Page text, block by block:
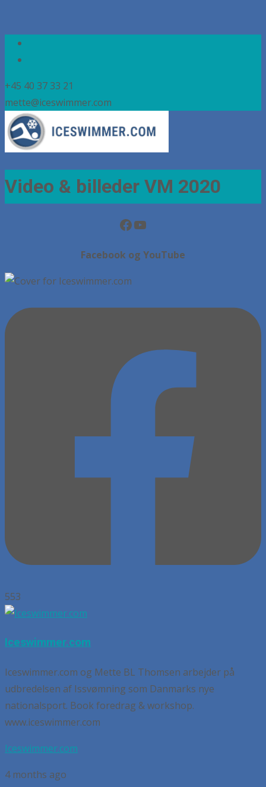
+45 40 37 33 21
mette@iceswimmer.com
Video & billeder VM 2020
Facebook
YouTube
Facebook og YouTube
553
Iceswimmer.com
Iceswimmer.com og Mette BL Thomsen arbejder på
udbredelsen af Issvømning som Danmarks nye
nationalsport. Book foredrag & workshop.
www.iceswimmer.com
Iceswimmer.com
4 months ago